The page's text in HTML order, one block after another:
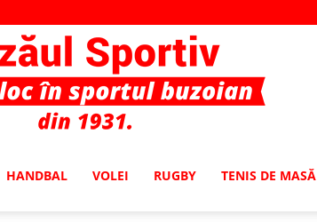
HANDBAL VOLEI RUGBY TENIS DE MASĂ